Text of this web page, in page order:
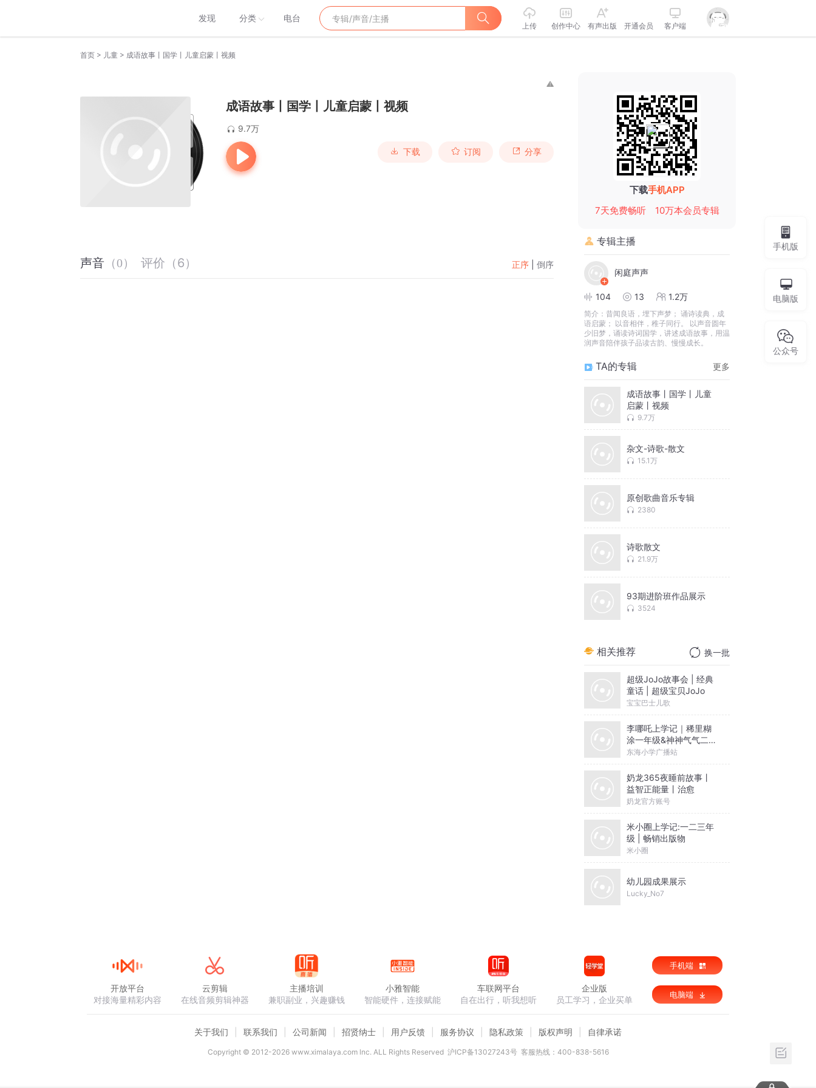
发现 分类 电台
上传 创作中心 有声出版 开通会员 客户端
首页 > 儿童 > 成语故事丨国学丨儿童启蒙丨视频
成语故事丨国学丨儿童启蒙丨视频
9.7万
下载 订阅 分享
声音 （0） 评价 （6） 正序 倒序
下载手机APP
7天免费畅听
10万本会员专辑
专辑主播
闲庭声声
104 13 1.2万
简介： 昔闻良语，埋下声梦； 诵诗读典，成
语启蒙； 以音相伴，稚子同行。 以声音圆年
少旧梦，诵读诗词国学，讲述成语故事，用温
润声音陪伴孩子品读古韵、慢慢成长。
TA的专辑 更多
成语故事丨国学丨儿童
启蒙丨视频
9.7万
杂文-诗歌-散文
15.1万
原创歌曲音乐专辑
2380
诗歌散文
21.9万
93期进阶班作品展示
3524
相关推荐 换一批
超级JoJo故事会 | 经典
童话 | 超级宝贝JoJo
宝宝巴士儿歌
李哪吒上学记｜稀里糊
涂一年级&神神气气二年
级
东海小学广播站
奶龙365夜睡前故事丨
益智正能量丨治愈
奶龙官方账号
米小圈上学记:一二三年
级 | 畅销出版物
米小圈
幼儿园成果展示
Lucky_No7
手机版
电脑版
公众号
开放平台
对接海量精彩内容
云剪辑
在线音频剪辑神器
主播培训
兼职副业，兴趣赚钱
小雅智能
智能硬件，连接赋能
车联网平台
自在出行，听我想听
企业版
员工学习，企业买单
手机端
电脑端
关于我们 联系我们 公司新闻 招贤纳士 用户反馈 服务协议 隐私政策 版权声明 自律承诺
Copyright © 2012-2026www.ximalaya.com lnc. ALL Rights Reserved 沪ICP备13027243号 客服热线：400-838-5616